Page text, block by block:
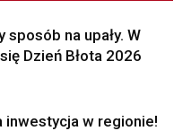
sposób na upały. W
Dzień Błota 2026
inwestycja w regionie!